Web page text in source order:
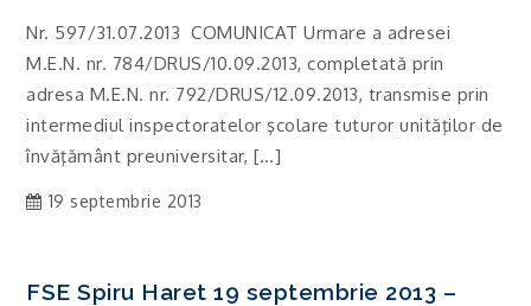
Nr. 597/31.07.2013 COMUNICAT Urmare a adresei
M.E.N. nr. 784/DRUS/10.09.2013, completată prin
adresa M.E.N. nr. 792/DRUS/12.09.2013, transmise prin
intermediul inspectoratelor şcolare tuturor unităţilor de
învăţământ preuniversitar, […]
19 septembrie 2013
FSE Spiru Haret 19 septembrie 2013 –